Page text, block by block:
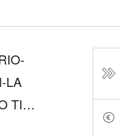
LA
TI